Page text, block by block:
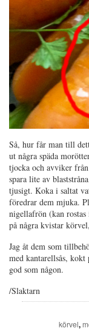
Så, hur får man till
ut några späda
tjocka och avviker från
spara lite av
tjusigt. Koka i saltat
föredrar dem mjuka.
nigellafrön (kan
på några kvistar
Jag åt dem som
med kantarellsås, kokt
god som någon.
/Slaktarn
körvel,